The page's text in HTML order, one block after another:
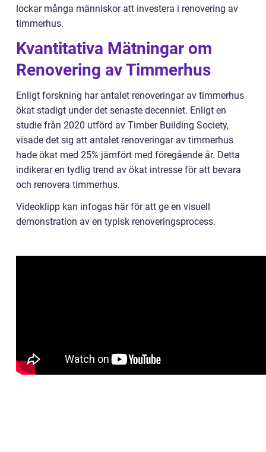
lockar många människor att investera i renovering av
timmerhus.
Kvantitativa Mätningar om
Renovering av Timmerhus
Enligt forskning har antalet renoveringar av timmerhus
ökat stadigt under det senaste decenniet. Enligt en
studie från 2020 utförd av Timber Building Society,
visade det sig att antalet renoveringar av timmerhus
hade ökat med 25% jämfört med föregående år. Detta
indikerar en tydlig trend av ökat intresse för att bevara
och renovera timmerhus.
Videoklipp kan infogas här för att ge en visuell
demonstration av en typisk renoveringsprocess.